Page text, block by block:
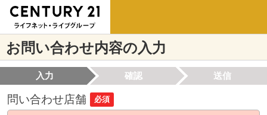
お問い合わせ内容の入力
入力 確認 送信
問い合わせ店舗 必須